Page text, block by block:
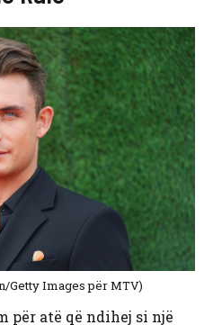
Getty Images për MTV)
për atë që ndihej si një